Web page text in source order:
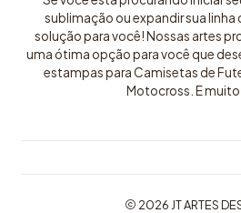
sublimação ou expandir sua
solução para você! Nossas artes
uma ótima opção para você que
estampas para Camisetas de
Motocross. E
2026 JT ARTES